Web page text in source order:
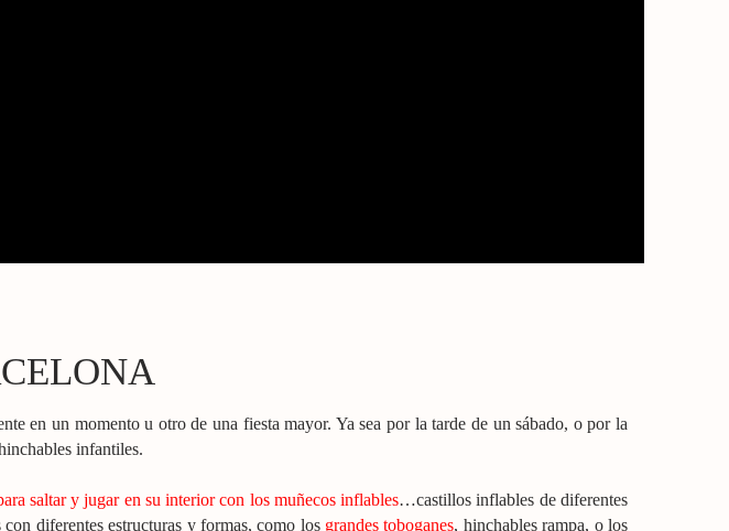
en un momento u otro de una fiesta mayor. Ya sea por la tarde de un sábado, o por la
infantiles.
saltar y jugar en su interior con los muñecos inflables…castillos inflables de diferentes
diferentes estructuras y formas, como los grandes toboganes, hinchables rampa, o los